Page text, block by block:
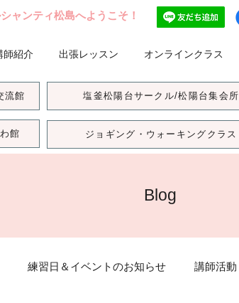
ャンティ松島へようこそ！
師紹介 出張レッスン オンラインクラス
流館 塩釜松陽台サークル/松陽台集会所
館 ジョギング・ウォーキングクラス
Blog
練習日＆イベントのお知らせ 講師活動